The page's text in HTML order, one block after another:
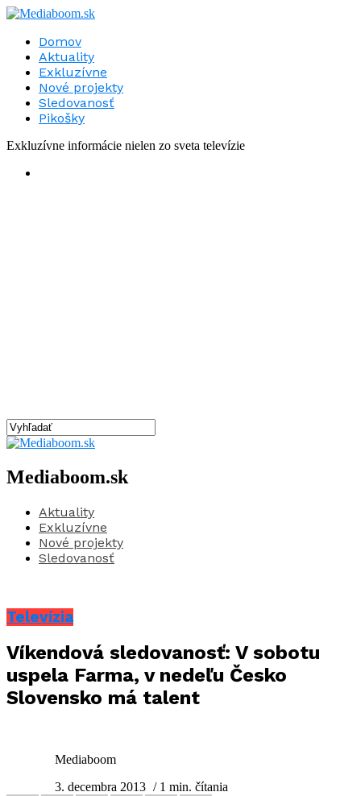
Domov
Aktuality
Exkluzívne
Nové projekty
Sledovanosť
Pikošky
Exkluzívne informácie nielen zo sveta televízie
Mediaboom.sk
Aktuality
Exkluzívne
Nové projekty
Sledovanosť
Televízia
Víkendová sledovanosť: V sobotu
uspela Farma, v nedeľu Česko
Slovensko má talent
Mediaboom
3. decembra 2013 / 1 min. čítania